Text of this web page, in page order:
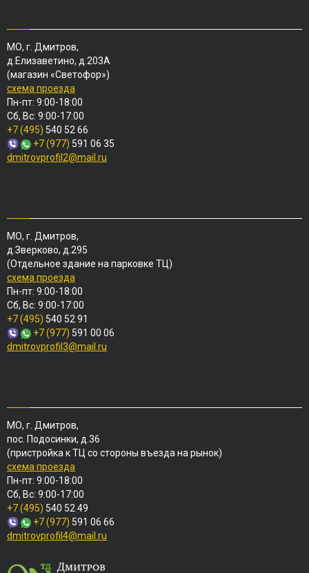
МО, г. Дмитров,
д.Елизаветино, д.203А
(магазин «Светофор»)
схема проезда
Пн-пт: 9:00-18:00
Сб, Вс: 9:00-17:00
+7 (495) 540 52 66
+7 (977) 591 06 35
dmitrovprofil2@mail.ru
МО, г. Дмитров,
д.Зверково, д.295
(Отдельное здание на парковке ТЦ)
схема проезда
Пн-пт: 9:00-18:00
Сб, Вс: 9:00-17:00
+7 (495) 540 52 91
+7 (977) 591 00 06
dmitrovprofil3@mail.ru
МО, г. Дмитров,
пос. Подосинки, д.36
(пристройка к ТЦ со стороны въезда на рынок)
схема проезда
Пн-пт: 9:00-18:00
Сб, Вс: 9:00-17:00
+7 (495) 540 52 49
+7 (977) 591 06 66
dmitrovprofil4@mail.ru